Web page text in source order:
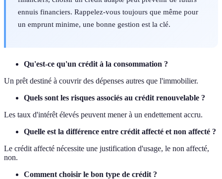
ennuis financiers. Rappelez-vous toujours que même pour
un emprunt minime, une bonne gestion est la clé.
Qu'est-ce qu'un crédit à la consommation ?
Un prêt destiné à couvrir des dépenses autres que l'immobilier.
Quels sont les risques associés au crédit renouvelable ?
Les taux d'intérêt élevés peuvent mener à un endettement accru.
Quelle est la différence entre crédit affecté et non affecté ?
Le crédit affecté nécessite une justification d'usage, le non affecté,
non.
Comment choisir le bon type de crédit ?